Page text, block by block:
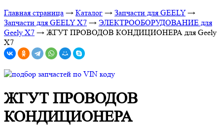
Главная страница → Каталог → Запчасти для GEELY→
Запчасти для GEELY X7 → ЭЛЕКТРООБОРУДОВАНИЕ для
Geely X7 → ЖГУТ ПРОВОДОВ КОНДИЦИОНЕРА для Geely
X7
ЖГУТ ПРОВОДОВ
КОНДИЦИОНЕРА